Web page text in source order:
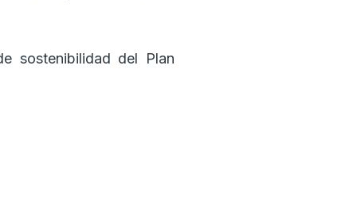
sostenibilidad del Plan